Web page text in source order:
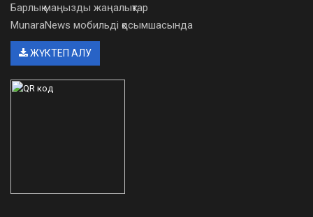
Барлық маңызды жаңалықтар
MunaraNews мобильді қосымшасында
ЖҮКТЕП АЛУ